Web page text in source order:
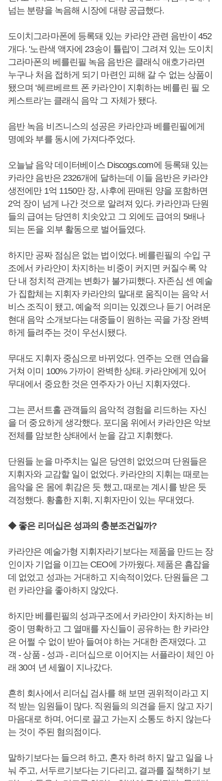
넘는 분량을 녹음해 시장에 대량 공급했다.
도이치그라마폰에 등록돼 있는 카라얀 관련 음반이 452
개다. '노란색 액자에 23송이 튤립'이 그려져 있는 도이치
그라마폰의 베를린필 녹음 음반은 클래식 애호가라면
누구나 처음 접하게 되기 마련인 피해 갈 수 없는 상품이
됐으며 '헤르베르트 폰 카라얀이 지휘하는 베를린 필 오
케스트라'는 클래식 음악 그 자체가 됐다.
음반 녹음 비즈니스의 성공은 카라얀과 베를린필에게
명예와 부를 동시에 가져다주었다.
오늘날 음악 데이터베이스 Discogs.com에 등록돼 있는
카라얀 음반은 2326개에 달하는데 이들 음반은 카라얀
생전에만 1억 1150만 장, 사후에 판매된 양을 포함하면
2억 장이 넘게 나간 것으로 알려져 있다. 카라얀과 단원
들의 급여는 당연히 치솟았고 그 외에도 급여의 5배나
되는 돈을 외부 활동으로 벌어들였다.
하지만 공짜 점심은 없는 법이었다. 베를린필의 수입 구
조에서 카라얀이 차지하는 비중이 커지면 커질수록 악
단 내 정치적 관계는 변화가 불가피했다. 자존심 센 예술
가 집합체는 지휘자 카라얀의 말대로 움직이는 음악 서
비스 조직이 됐고, 예술적 의미는 있겠으나 듣기 어려운
현대 음악 소개보다는 대중들이 원하는 곡을 가장 완벽
하게 들려주는 것이 우선시됐다.
무대도 지휘자 중심으로 바뀌었다. 연주는 오랜 연습을
거쳐 이미 100% 가까이 완벽한 상태. 카라얀에게 있어
무대에서 중요한 것은 연주자가 아닌 지휘자였다.
그는 콘서트홀 관객들의 음악적 경험을 리드하는 자신
을 더 중요하게 생각했다. 포디움 위에서 카라얀은 악보
전체를 암보한 상태에서 눈을 감고 지휘했다.
단원들 눈을 마주치는 일은 당연히 없었으며 단원들은
지휘자와 교감할 일이 없었다. 카라얀의 지휘는 때로는
음악을 온 몸에 휘감은 듯 했고, 때로는 계시를 받은 듯
격정했다. 황홀한 지휘, 지휘자만이 있는 무대였다.
◆ 좋은 리더십은 성과의 충분조건일까?
카라얀은 예술가형 지휘자라기보다는 제품을 만드는 장
인이자 기업을 이끄는 CEO에 가까웠다. 제품은 흠잡을
데 없었고 성과는 거대하고 지속적이었다. 단원들은 그
런 카라얀을 좋아하지 않았다.
하지만 베를린필의 성과구조에서 카라얀이 차지하는 비
중이 명확하고 그 열매를 자신들이 공유하는 한 카라얀
은 어쩔 수 없이 받아 들여야 하는 거대한 존재였다. 고
객 - 상품 - 성과 - 리더십으로 이어지는 서플라이 체인 아
래 30여 년 세월이 지나갔다.
흔히 회사에서 리더십 검사를 해 보면 권위적이라고 지
적 받는 임원들이 많다. 직원들의 의견을 듣지 않고 자기
마음대로 하며, 어디로 끌고 가는지 소통도 하지 않는다
는 것이 주된 혐의점이다.
말하기보다는 들으려 하고, 혼자 하려 하지 말고 일을 나
눠 주고, 서두르기보다는 기다리고, 결과를 질책하기 보